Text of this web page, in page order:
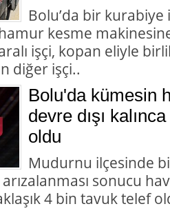
Bolu’da bir
kesme
işçi, kopan eliyle
diğer işçi..
Bolu'da kümesin
devre dışı
oldu
Mudurnu ilçesinde
sonucu
4 bin tavuk telef